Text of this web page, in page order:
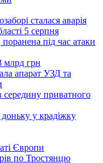
сталася аварія
5 серпня
під час атаки
млрд грн
апарат УЗД та
приватного
у крадіжку
Європи
по Тростянцю